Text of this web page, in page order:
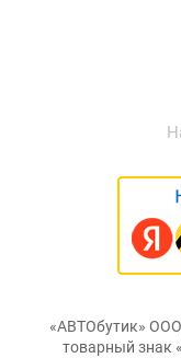
«АВТОбутик»
товарный знак